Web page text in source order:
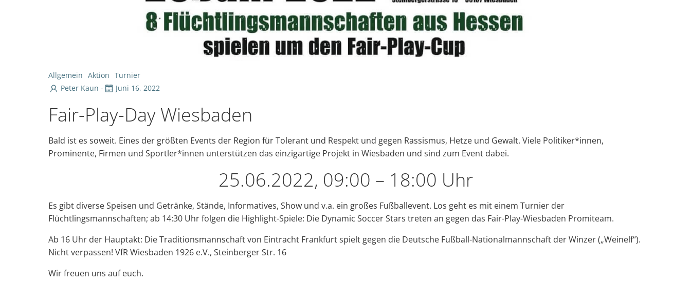
Allgemein Aktion Turnier
Peter Kaun - Juni 16, 2022
Fair-Play-Day Wiesbaden
Bald ist es soweit. Eines der größten Events der Region für Tolerant und Respekt und gegen Rassismus, Hetze und Gewalt. Viele Politiker*innen,
Prominente, Firmen und Sportler*innen unterstützen das einzigartige Projekt in Wiesbaden und sind zum Event dabei.
25.06.2022, 09:00 – 18:00 Uhr
Es gibt diverse Speisen und Getränke, Stände, Informatives, Show und v.a. ein großes Fußballevent. Los geht es mit einem Turnier der
Flüchtlingsmannschaften; ab 14:30 Uhr folgen die Highlight-Spiele: Die Dynamic Soccer Stars treten an gegen das Fair-Play-Wiesbaden Promiteam.
Ab 16 Uhr der Hauptakt: Die Traditionsmannschaft von Eintracht Frankfurt spielt gegen die Deutsche Fußball-Nationalmannschaft der Winzer („Weinelf“).
Nicht verpassen! VfR Wiesbaden 1926 e.V., Steinberger Str. 16
Wir freuen uns auf euch.